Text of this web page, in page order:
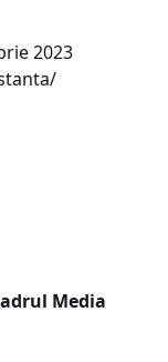
2023
Media